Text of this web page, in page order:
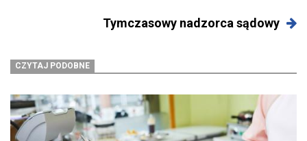
Tymczasowy nadzorca sądowy
CZYTAJ PODOBNE